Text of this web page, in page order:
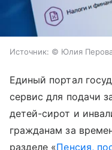
Источник: © Юлия
Единый портал
сервис для подачи
детей-сирот и
гражданам за
разделе «Пенсия,